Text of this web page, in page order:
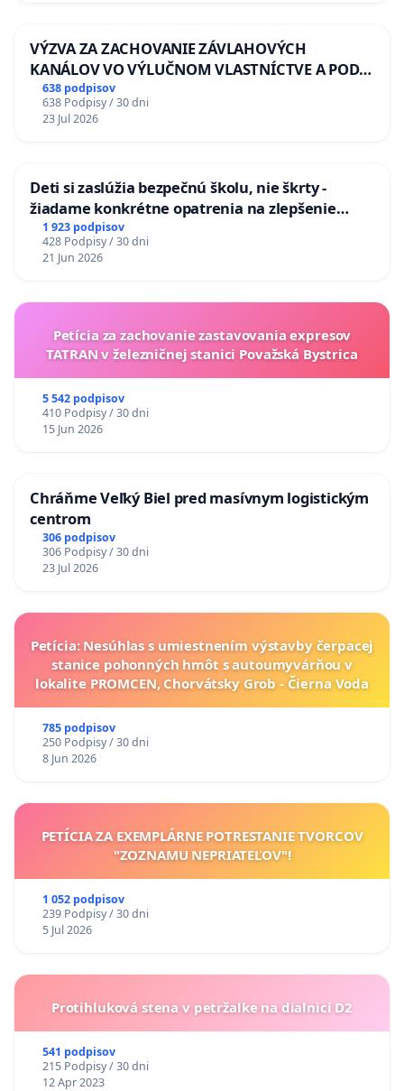
VÝZVA ZA ZACHOVANIE ZÁVLAHOVÝCH
KANÁLOV VO VÝLUČNOM VLASTNÍCTVE A POD
KONTROLOU SLOVENSKEJ REPUBLIKY & žiadosť
na riešenie zanedbaného stavu závlahových a
odvodňovacích kanálov na Slovensku
638 podpisov
638 Podpisy / 30 dni
23 Jul 2026
Deti si zaslúžia bezpečnú školu, nie škrty -
žiadame konkrétne opatrenia na zlepšenie
situácie v školstve
1 923 podpisov
428 Podpisy / 30 dni
21 Jun 2026
Petícia za zachovanie zastavovania expresov
TATRAN v železničnej stanici Považská Bystrica
5 542 podpisov
410 Podpisy / 30 dni
15 Jun 2026
Chráňme Veľký Biel pred masívnym logistickým
centrom
306 podpisov
306 Podpisy / 30 dni
23 Jul 2026
Petícia: Nesúhlas s umiestnením výstavby čerpacej
stanice pohonných hmôt s autoumyvárňou v
lokalite PROMCEN, Chorvátsky Grob - Čierna Voda
785 podpisov
250 Podpisy / 30 dni
8 Jun 2026
PETÍCIA ZA EXEMPLÁRNE POTRESTANIE TVORCOV
"ZOZNAMU NEPRIATEĽOV"!
1 052 podpisov
239 Podpisy / 30 dni
5 Jul 2026
Protihluková stena v petržalke na dialnici D2
541 podpisov
215 Podpisy / 30 dni
12 Apr 2023